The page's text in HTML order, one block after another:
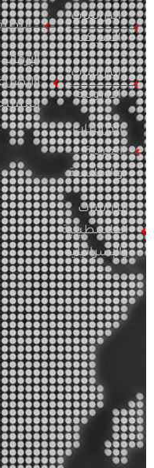
الدراسات
الأمريكية
الدراسات
الأوروبية
الدراسات
العربية
والإقليمية
الدراسات
الفلسطينية
والإسرائيلية
الإرهاب